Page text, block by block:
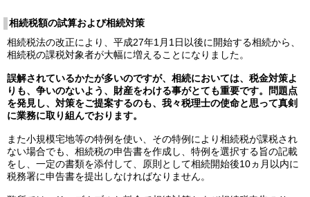
相続税額の試算および相続対策
相続税法の改正により、平成27年1月1日以後に開始する相続から、
相続税の課税対象者が大幅に増えることになりました。
誤解されているかたが多いのですが、相続においては、税金対策よ
りも、争いのないよう、財産をわける事がとても重要です。問題点
を発見し、対策をご提案するのも、我々税理士の使命と思って真剣
に業務に取り組んでおります。
また小規模宅地等の特例を使い、その特例により相続税が課税され
ない場合でも、相続税の申告書を作成し、特例を選択する旨の記載
をし、一定の書類を添付して、原則として相続開始後10ヵ月以内に
税務署に申告書を提出しなければなりません。